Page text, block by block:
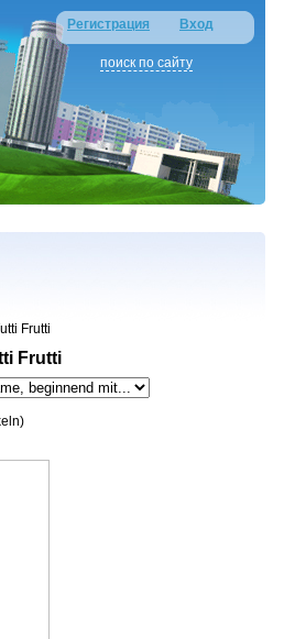
Регистрация Вход
поиск по сайту
Frutti
Frutti